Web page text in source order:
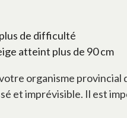
de difficulté
atteint plus de 90 cm
organisme
et imprévisible. Il est